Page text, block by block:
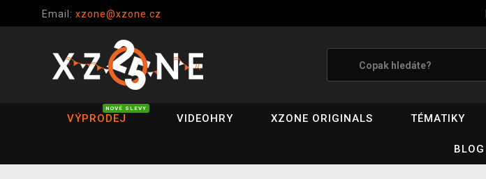
Email: xzone@xzone.cz
VÝPRODEJ
NOVÉ SLEVY
VIDEOHRY XZONE ORIGINALS TÉMATIKY
BLOG